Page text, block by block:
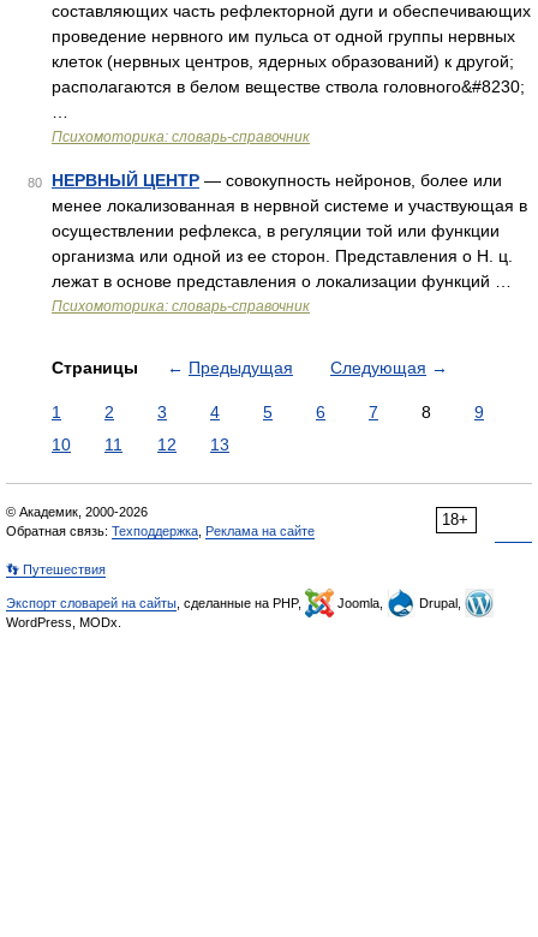
составляющих часть рефлекторной дуги и обеспечивающих
проведение нервного им пульса от одной группы нервных
клеток (нервных центров, ядерных образований) к другой;
располагаются в белом веществе ствола головного&#8230;
Психомоторика: cловарь-справочник
80 НЕРВНЫЙ ЦЕНТР — совокупность нейронов, более или
менее локализованная в нервной системе и участвующая в
осуществлении рефлекса, в регуляции той или функции
организма или одной из ее сторон. Представления о Н. ц.
лежат в основе представления о локализации функций …
Психомоторика: cловарь-справочник
Страницы ← Предыдущая Следующая →
1 2 3 4 5 6 7 8
9
10
11 12 13
18+
© Академик, 2000-2026
Обратная связь: Техподдержка Реклама на сайте
👣 Путешествия
Экспорт словарей на сайты , сделанные на PHP, Joomla,
Drupal,
WordPress, MODx.